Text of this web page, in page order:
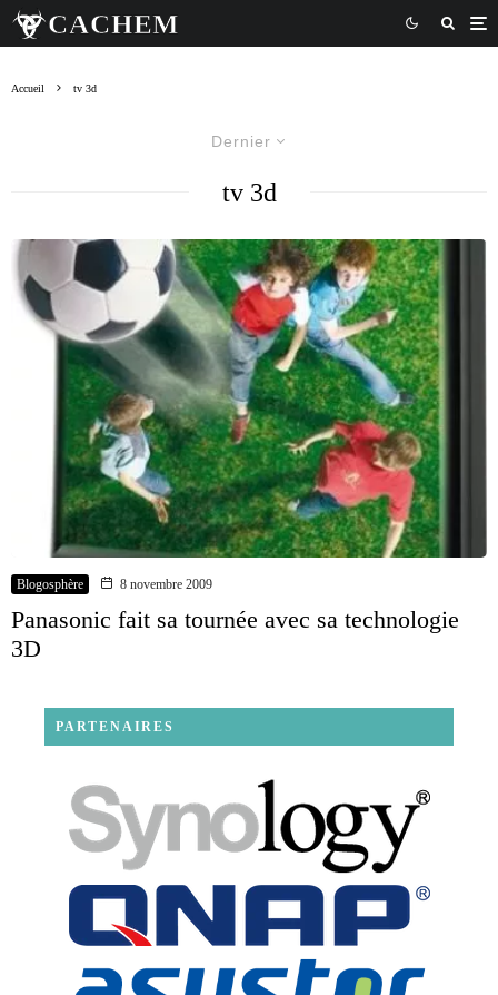
Accueil tv 3d
Dernier
tv 3d
Blogosphère 8 novembre 2009
Panasonic fait sa tournée avec sa technologie
3D
PARTENAIRES